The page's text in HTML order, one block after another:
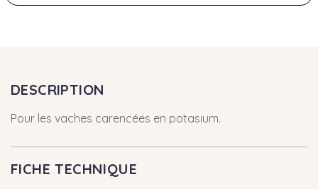
DESCRIPTION
Pour les vaches carencées en potasium.
FICHE TECHNIQUE